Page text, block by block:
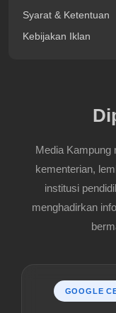
Syarat & Ketentuan
Kebijakan Iklan
Media Kampung
kementerian,
institusi
menghadirkan
GOOGLE